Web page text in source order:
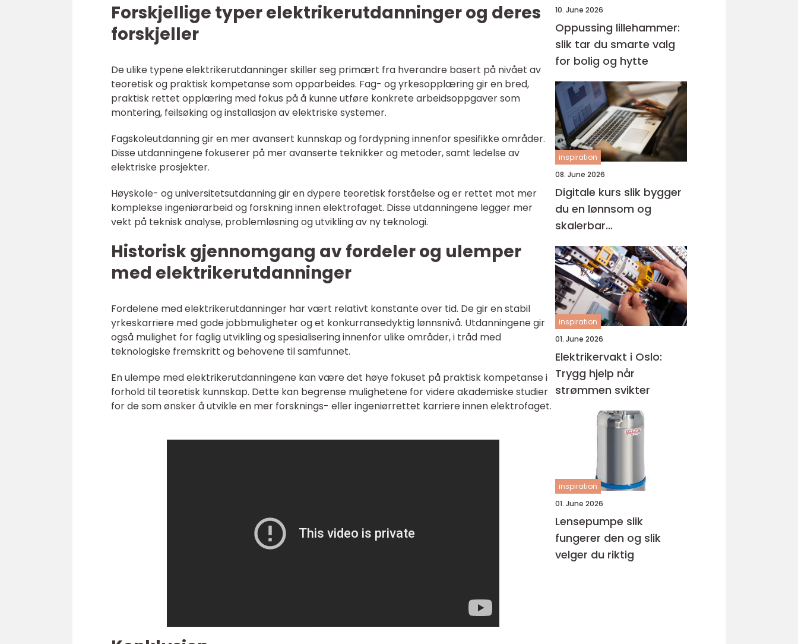
Forskjellige typer elektrikerutdanninger og deres
forskjeller
De ulike typene elektrikerutdanninger skiller seg primært fra hverandre basert på nivået av
teoretisk og praktisk kompetanse som opparbeides. Fag- og yrkesopplæring gir en bred,
praktisk rettet opplæring med fokus på å kunne utføre konkrete arbeidsoppgaver som
montering, feilsøking og installasjon av elektriske systemer.
Fagskoleutdanning gir en mer avansert kunnskap og fordypning innenfor spesifikke områder.
Disse utdanningene fokuserer på mer avanserte teknikker og metoder, samt ledelse av
elektriske prosjekter.
Høyskole- og universitetsutdanning gir en dypere teoretisk forståelse og er rettet mot mer
komplekse ingeniørarbeid og forskning innen elektrofaget. Disse utdanningene legger mer
vekt på teknisk analyse, problemløsning og utvikling av ny teknologi.
Historisk gjennomgang av fordeler og ulemper
med elektrikerutdanninger
Fordelene med elektrikerutdanninger har vært relativt konstante over tid. De gir en stabil
yrkeskarriere med gode jobbmuligheter og et konkurransedyktig lønnsnivå. Utdanningene gir
også mulighet for faglig utvikling og spesialisering innenfor ulike områder, i tråd med
teknologiske fremskritt og behovene til samfunnet.
En ulempe med elektrikerutdanningene kan være det høye fokuset på praktisk kompetanse i
forhold til teoretisk kunnskap. Dette kan begrense mulighetene for videre akademiske studier
for de som ønsker å utvikle en mer forsknings- eller ingeniørrettet karriere innen elektrofaget.
10. June 2026
Oppussing lillehammer:
slik tar du smarte valg
for bolig og hytte
inspiration
08. June 2026
Digitale kurs slik bygger
du en lønnsom og
skalerbar
kunnskapsbedrift
inspiration
01. June 2026
Elektrikervakt i Oslo:
Trygg hjelp når
strømmen svikter
inspiration
01. June 2026
Lensepumpe slik
fungerer den og slik
velger du riktig